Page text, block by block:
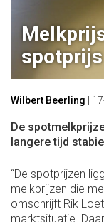
Wilbert Beerling
De
langere tijd
“De spotprijzen
melkprijzen die
omschrijft Rik
marktsituatie.